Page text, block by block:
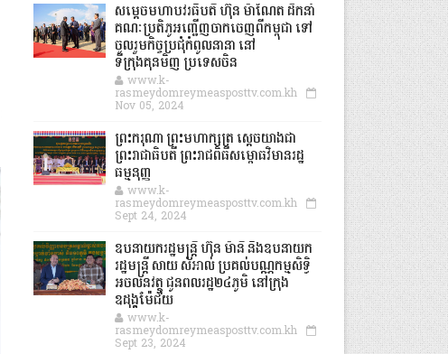
សម្តេចមហាបវរធិបតី ហ៊ុន ម៉ាណែត ដឹកនាំ
គណៈប្រតិភូអញ្ជើញចាកចេញពីកម្ពុជា ទៅ
ចូលរួមកិច្ចប្រជុំកំពូលនានា នៅ
ទីក្រុងគុនមិញ ប្រទេសចិន
www.k-
rasmeydomreymeasposttv.com.kh
Nov 05, 2024
ព្រះករុណា ព្រះមហាក្សត្រ ស្តេចយាងជា
ព្រះរាជាធិបតី ព្រះរាជពិធីសម្ពោធវិមានរដ្ឋ
ធម្មនុញ្ញ
www.k-
rasmeydomreymeasposttv.com.kh
Sept 24, 2024
ឧបនាយករដ្ឋមន្ដ្រី ហ៊ុន ម៉ានី និងឧបនាយក
រដ្ឋមន្ដ្រី សាយ សំអាល់ ប្រគល់បណ្ណកម្មសិទ្ធិ
អចលនវត្ថុ ជូនពលរដ្ឋ២៤ភូមិ នៅក្រុង
ឧដុង្គម៉ែជ័យ
www.k-
rasmeydomreymeasposttv.com.kh
Sept 23, 2024